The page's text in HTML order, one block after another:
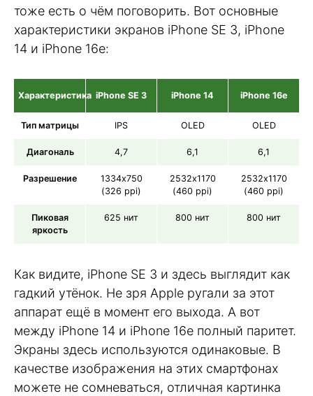
тоже есть о чём поговорить. Вот основные
характеристики экранов iPhone SE 3, iPhone
14 и iPhone 16e:
Характеристика iPhone SE 3 iPhone 14 iPhone 16e
Тип матрицы IPS OLED OLED
Диагональ 4,7 6,1 6,1
Разрешение
1334х750
(326 ppi)
2532х1170
(460 ppi)
2532х1170
(460 ppi)
Пиковая
яркость
625 нит 800 нит 800 нит
Как видите, iPhone SE 3 и здесь выглядит как
гадкий утёнок. Не зря Apple ругали за этот
аппарат ещё в момент его выхода. А вот
между iPhone 14 и iPhone 16e полный паритет.
Экраны здесь используются одинаковые. В
качестве изображения на этих смартфонах
можете не сомневаться, отличная картинка